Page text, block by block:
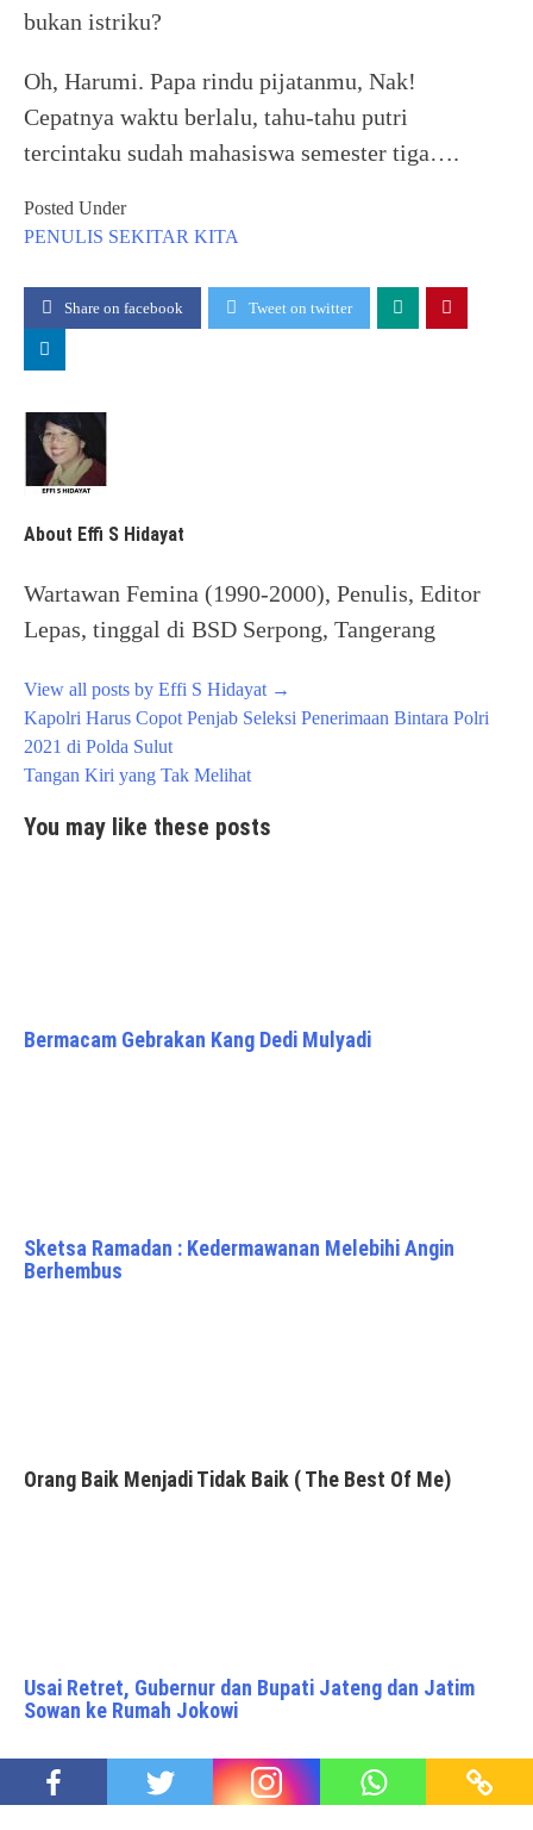
bukan istriku?
Oh, Harumi. Papa rindu pijatanmu, Nak!
Cepatnya waktu berlalu, tahu-tahu putri
tercintaku sudah mahasiswa semester tiga….
Posted Under
PENULIS SEKITAR KITA
Share on facebook Tweet on twitter
About Effi S Hidayat
Wartawan Femina (1990-2000), Penulis, Editor
Lepas, tinggal di BSD Serpong, Tangerang
View all posts by Effi S Hidayat →
Post
navigation
Kapolri Harus Copot Penjab Seleksi Penerimaan Bintara Polri
2021 di Polda Sulut
Tangan Kiri yang Tak Melihat
You may like these posts
Bermacam Gebrakan Kang Dedi Mulyadi
Sketsa Ramadan : Kedermawanan Melebihi Angin
Berhembus
Orang Baik Menjadi Tidak Baik ( The Best Of Me)
Usai Retret, Gubernur dan Bupati Jateng dan Jatim
Sowan ke Rumah Jokowi